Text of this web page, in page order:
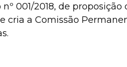
001/2018, de proposição
cria a Comissão